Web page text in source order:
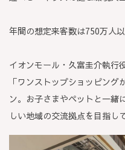
年間の想定来客数は750万人
イオンモール・久富圭介執行
「ワンストップショッピン
ン。お子さまやペットと一緒
しい地域の交流拠点を目指し